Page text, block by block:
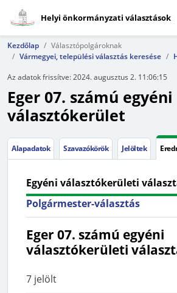
Helyi önkormányzati választások
Kezdőlap
Választópolgároknak
Vármegyei, települési választás keresése
Az adatok frissítve:2024. augusztus 2. 11:06:15
Eger 07. számú egyéni
választókerület
Alapadatok Szavazókörök Jelöltek
Egyéni választókerületi
Polgármester-választás
Eger 07. számú egyéni
választókerületi
7 jelölt